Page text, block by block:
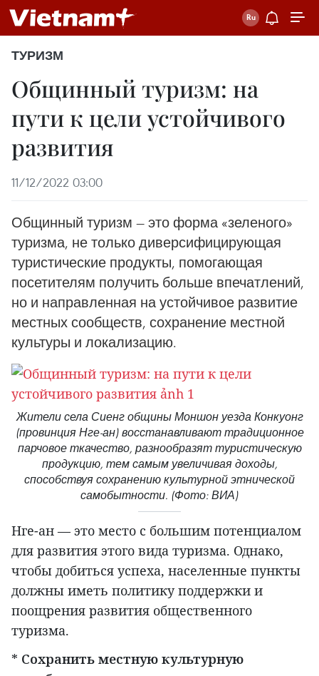
ТУРИЗМ
Общинный туризм: на
пути к цели устойчивого
развития
11/12/2022 03:00
Общинный туризм — это форма «зеленого»
туризма, не только диверсифицирующая
туристические продукты, помогающая
посетителям получить больше впечатлений,
но и направленная на устойчивое развитие
местных сообществ, сохранение местной
культуры и локализацию.
Жители села Сиенг общины Моншон уезда Конкуонг
(провинция Нге-ан) восстанавливают традиционное
парчовое ткачество, разнообразят туристическую
продукцию, тем самым увеличивая доходы,
способствуя сохранению культурной этнической
самобытности. (Фото: ВИА)
Нге-ан — это место с большим потенциалом
для развития этого вида туризма. Однако,
чтобы добиться успеха, населенные пункты
должны иметь политику поддержки и
поощрения развития общественного
туризма.
* Сохранить местную культурную